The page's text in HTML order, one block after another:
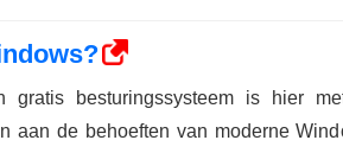
gratis besturingssysteem is hier
aan de behoeften van moderne